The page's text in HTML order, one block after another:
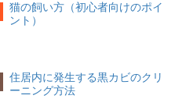
猫の飼い方（初心者向けのポイ
ント）
住居内に発生する黒カビのクリ
ーニング方法